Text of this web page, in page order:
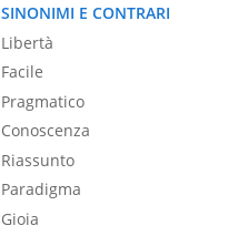
SINONIMI E CONTRARI
Libertà
Facile
Pragmatico
Conoscenza
Riassunto
Paradigma
Gioia